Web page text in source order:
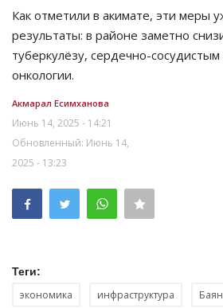
Как отметили в акимате, эти меры
результаты: в районе заметно
туберкулёзу, сердечно-
онкологии.
Акмарал Есимханова
Июнь 14, 2025 - 14:21
Обновленный: Июнь 14,
2025 - 13:23
Теги:
экономика инфраструктура